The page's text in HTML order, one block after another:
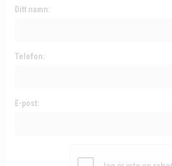
Ditt namn:
Telefon:
E-post: